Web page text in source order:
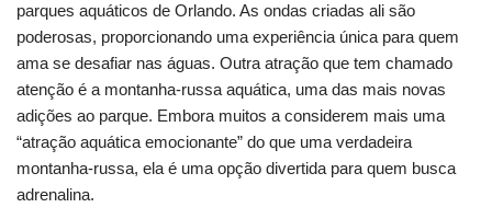
parques aquáticos de Orlando. As ondas criadas ali são
poderosas, proporcionando uma experiência única para quem
ama se desafiar nas águas. Outra atração que tem chamado
atenção é a montanha-russa aquática, uma das mais novas
adições ao parque. Embora muitos a considerem mais uma
“atração aquática emocionante” do que uma verdadeira
montanha-russa, ela é uma opção divertida para quem busca
adrenalina.